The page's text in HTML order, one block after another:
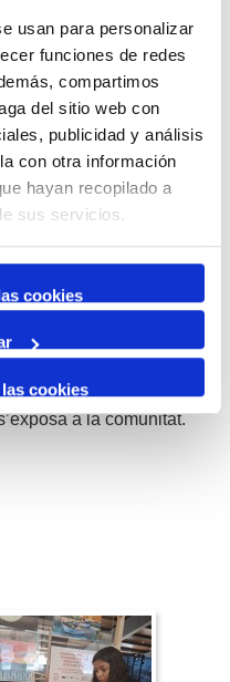
usan para personalizar
funciones de redes
compartimos
del sitio web con
publicidad y análisis
con otra información
hayan recopilado a
sus servicios.
cookies
cookies
col·laboratius entre
adscrits a la Xarxa de
i les Terres de
el coneixement, el
que hi ha al voltant i
d’oportunitats per a
innovadors que
o pregunta vinculada al
repte, l’alumnat
hi resposta mitjançant
El resultat és un
a la comunitat.